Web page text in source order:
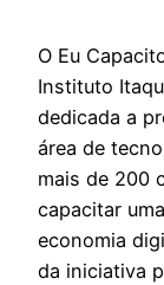
O Eu
Instituto
dedicada a
área de
mais de 200
capacitar
economia
da iniciativa